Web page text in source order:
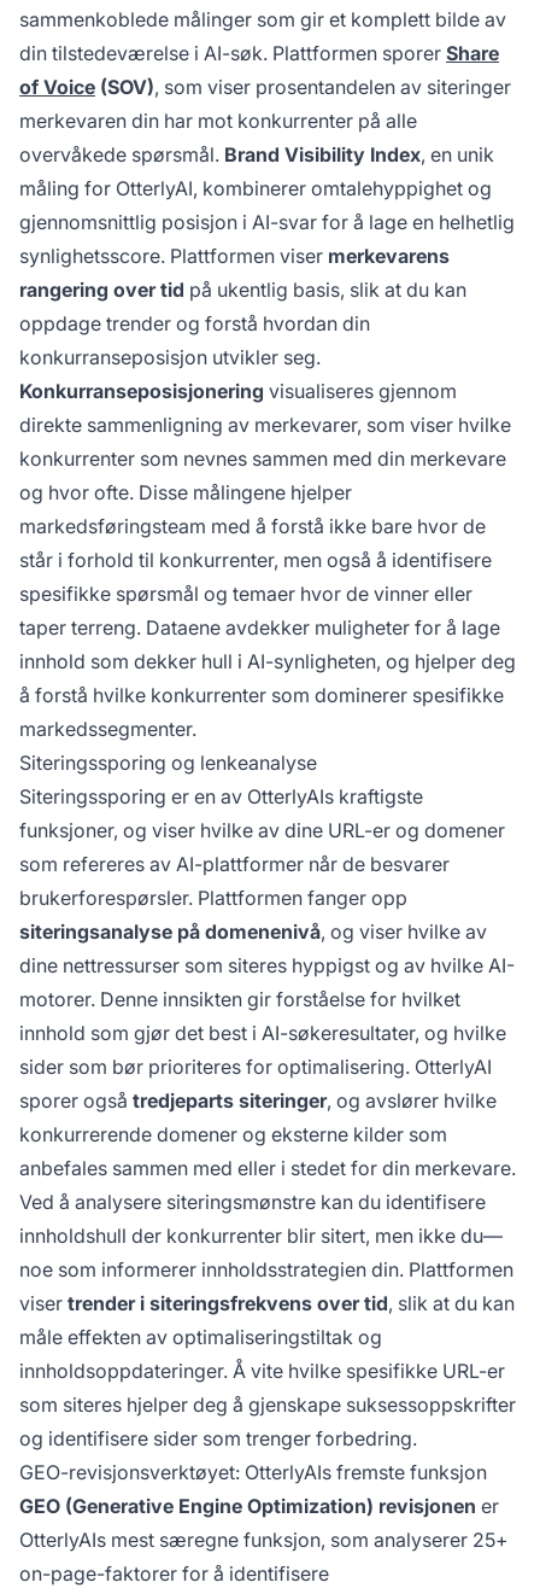
sammenkoblede målinger som gir et komplett bilde av
din tilstedeværelse i AI-søk. Plattformen sporer Share
of Voice (SOV), som viser prosentandelen av siteringer
merkevaren din har mot konkurrenter på alle
overvåkede spørsmål. Brand Visibility Index, en unik
måling for OtterlyAI, kombinerer omtalehyppighet og
gjennomsnittlig posisjon i AI-svar for å lage en helhetlig
synlighetsscore. Plattformen viser merkevarens
rangering over tid på ukentlig basis, slik at du kan
oppdage trender og forstå hvordan din
konkurranseposisjon utvikler seg.
Konkurranseposisjonering visualiseres gjennom
direkte sammenligning av merkevarer, som viser hvilke
konkurrenter som nevnes sammen med din merkevare
og hvor ofte. Disse målingene hjelper
markedsføringsteam med å forstå ikke bare hvor de
står i forhold til konkurrenter, men også å identifisere
spesifikke spørsmål og temaer hvor de vinner eller
taper terreng. Dataene avdekker muligheter for å lage
innhold som dekker hull i AI-synligheten, og hjelper deg
å forstå hvilke konkurrenter som dominerer spesifikke
markedssegmenter.
Siteringssporing og lenkeanalyse
Siteringssporing er en av OtterlyAIs kraftigste
funksjoner, og viser hvilke av dine URL-er og domener
som refereres av AI-plattformer når de besvarer
brukerforespørsler. Plattformen fanger opp
siteringsanalyse på domenenivå, og viser hvilke av
dine nettressurser som siteres hyppigst og av hvilke AI-
motorer. Denne innsikten gir forståelse for hvilket
innhold som gjør det best i AI-søkeresultater, og hvilke
sider som bør prioriteres for optimalisering. OtterlyAI
sporer også tredjeparts siteringer, og avslører hvilke
konkurrerende domener og eksterne kilder som
anbefales sammen med eller i stedet for din merkevare.
Ved å analysere siteringsmønstre kan du identifisere
innholdshull der konkurrenter blir sitert, men ikke du—
noe som informerer innholdsstrategien din. Plattformen
viser trender i siteringsfrekvens over tid, slik at du kan
måle effekten av optimaliseringstiltak og
innholdsoppdateringer. Å vite hvilke spesifikke URL-er
som siteres hjelper deg å gjenskape suksessoppskrifter
og identifisere sider som trenger forbedring.
GEO-revisjonsverktøyet: OtterlyAIs fremste funksjon
GEO (Generative Engine Optimization) revisjonen er
OtterlyAIs mest særegne funksjon, som analyserer 25+
on-page-faktorer for å identifisere